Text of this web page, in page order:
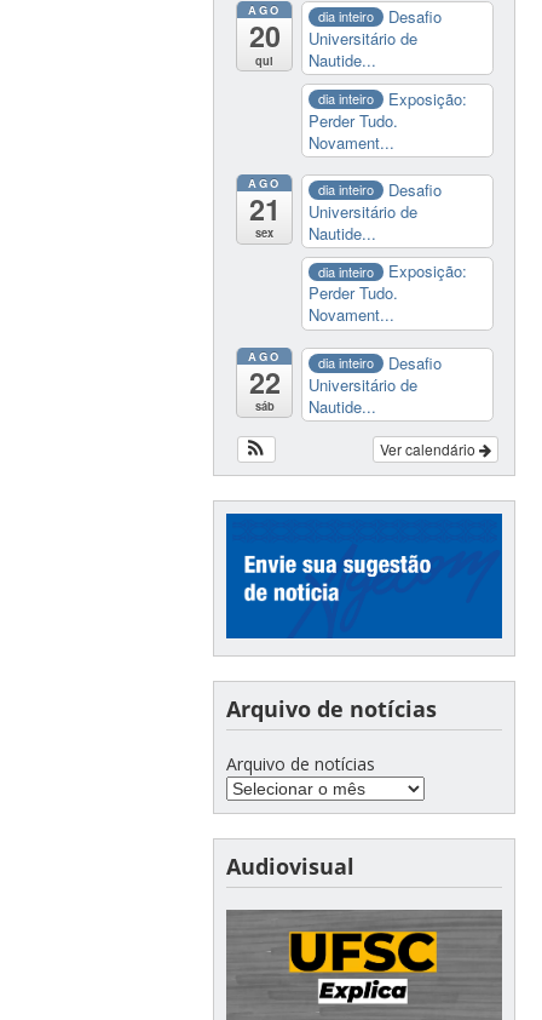
AGO
20
qui
dia inteiro
Desafio
Universitário de
Nautide...
dia inteiro
Exposição:
Perder Tudo.
Novament...
AGO
21
sex
dia inteiro
Desafio
Universitário de
Nautide...
dia inteiro
Exposição:
Perder Tudo.
Novament...
AGO
22
sáb
dia inteiro
Desafio
Universitário de
Nautide...
Ver calendário
Arquivo de notícias
Arquivo de notícias
Audiovisual